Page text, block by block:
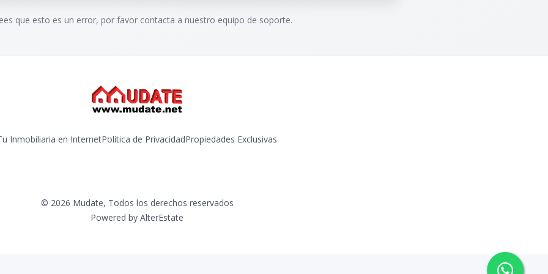
que esto es un error, por favor contacta a nuestro equipo de soporte.
Inmobiliaria en InternetPolítica de PrivacidadPropiedades Exclusivas
© 2026 Mudate, Todos los derechos reservados
Powered by AlterEstate